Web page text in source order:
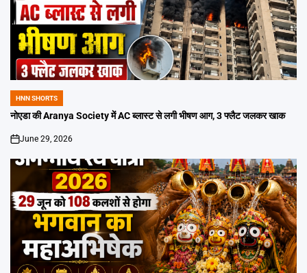
POSTED
IN
HNN SHORTS
नोएडा की Aranya Society में AC ब्लास्ट से लगी भीषण आग, 3 फ्लैट जलकर खाक
on
June 29, 2026